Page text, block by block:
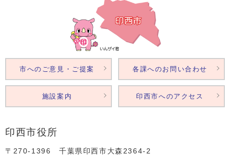
印西市役所
〒270-1396 千葉県印西市大森2364‐2
市へのご意見・ご提案 各課へのお問い合わせ
施設案内 印西市へのアクセス